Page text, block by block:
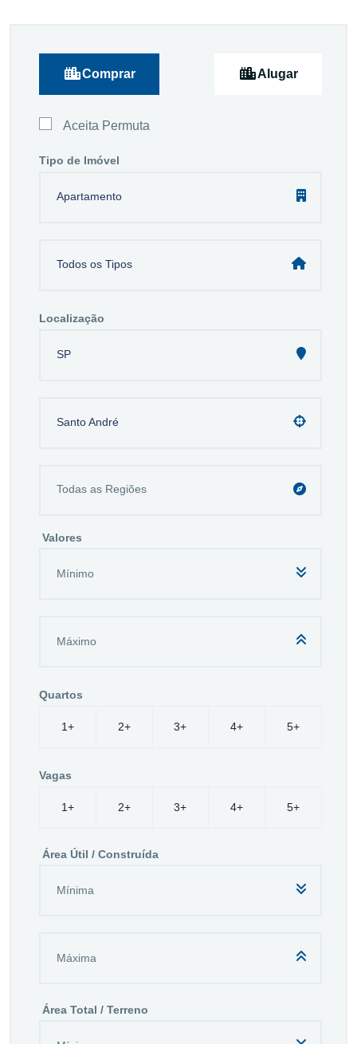
Comprar Alugar
Aceita Permuta
Tipo de Imóvel
Apartamento
Todos os Tipos
Localização
SP
Santo André
Valores
Quartos
1+ 2+ 3+ 4+ 5+
Vagas
1+ 2+ 3+ 4+ 5+
Área Útil / Construída
Área Total / Terreno